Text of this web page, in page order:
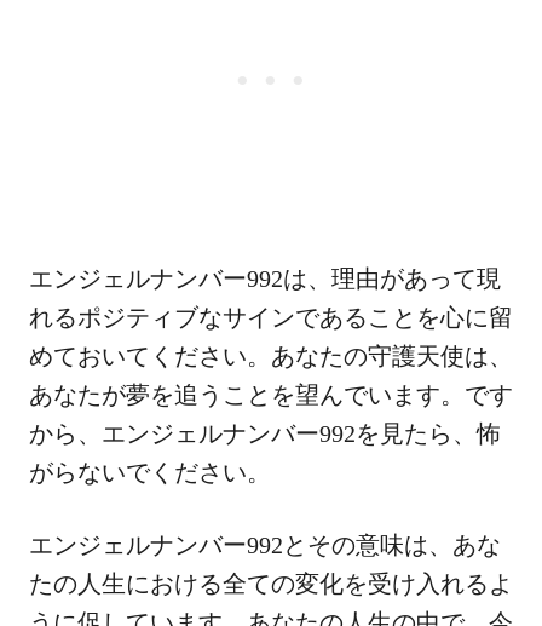
エンジェルナンバー992は、理由があって現
れるポジティブなサインであることを心に留
めておいてください。あなたの守護天使は、
あなたが夢を追うことを望んでいます。です
から、エンジェルナンバー992を見たら、怖
がらないでください。
エンジェルナンバー992とその意味は、あな
たの人生における全ての変化を受け入れるよ